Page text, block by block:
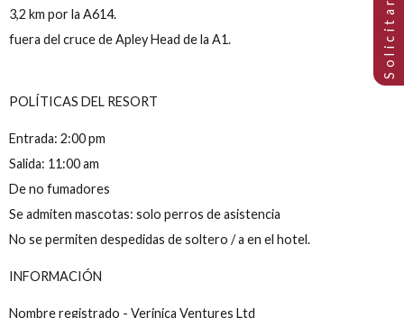
Por lo tanto, recomendamos planificar su ruta con
imprimir un mapa, para evitar perderse.
NO tome la salida A620 hacia Ranby / Retford, el hotel está a
fuera del cruce de Apley Head de la A1.
POLÍTICAS DEL RESORT
Salida: 11:00 am
De no fumadores